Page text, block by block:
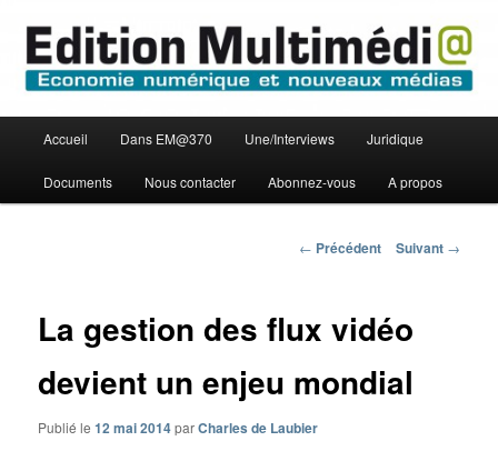
contenu
principalEdition Multimédi@
principal
Accueil Dans EM@370 Une/Interviews Juridique
Documents Nous contacter Abonnez-vous A propos
Navigation
← Précédent Suivant →
La gestion des flux vidéo
devient un enjeu mondial
Publié le12 mai 2014parCharles de Laubier